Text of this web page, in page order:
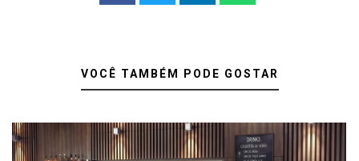
VOCÊ TAMBÉM PODE GOSTAR